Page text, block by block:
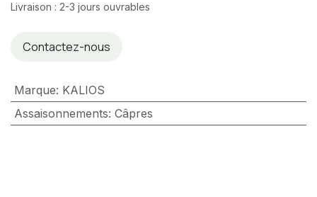
Livraison : 2-3 jours ouvrables
Contactez-nous
Marque: KALIOS
Assaisonnements: Câpres